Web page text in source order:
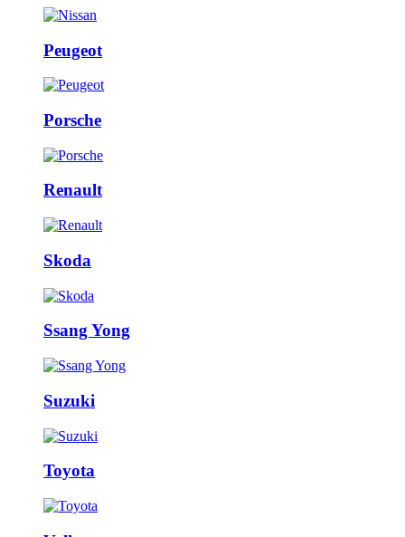
Peugeot
Porsche
Renault
Skoda
Ssang Yong
Suzuki
Toyota